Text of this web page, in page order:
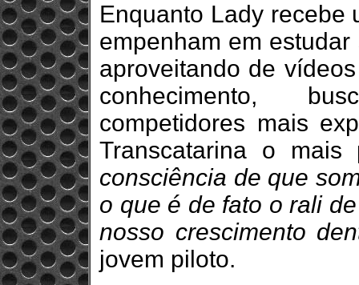
Enquanto Lady recebe
empenham em
aproveitando de
conhecimento,
competidores mais
Transcatarina o
consciência de que
o que é de fato o rali
nosso crescimento
jovem piloto.